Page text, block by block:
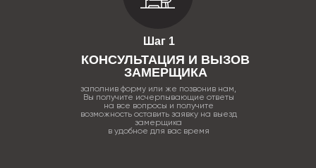
Шаг 1
КОНСУЛЬТАЦИЯ И ВЫЗОВ
ЗАМЕРЩИКА
заполнив форму или же позвонив нам,
Вы получите исчерпывающие ответы
на все вопросы и получите
возможность оставить заявку на выезд
замерщика
в удобное для вас время